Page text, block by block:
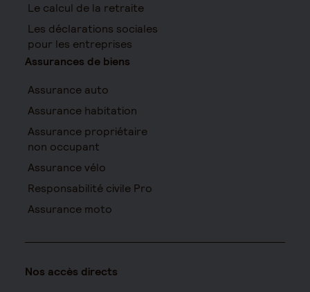
Le calcul de la retraite
Les déclarations sociales
pour les entreprises
Assurances de biens
Assurance auto
Assurance habitation
Assurance propriétaire
non occupant
Assurance vélo
Responsabilité civile Pro
Assurance moto
Nos accès directs